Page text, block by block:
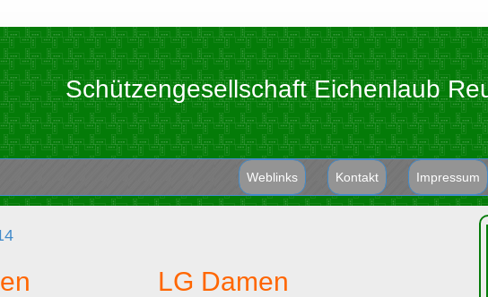
Weblinks Kontakt Impressum
Schützengesellschaft Eichenlaub
LG Damen